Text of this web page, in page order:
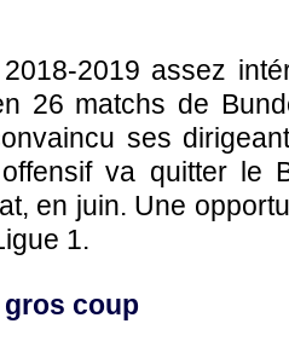
2019 assez
26 matchs de
ses
va quitter le
en juin. Une
1.
coup